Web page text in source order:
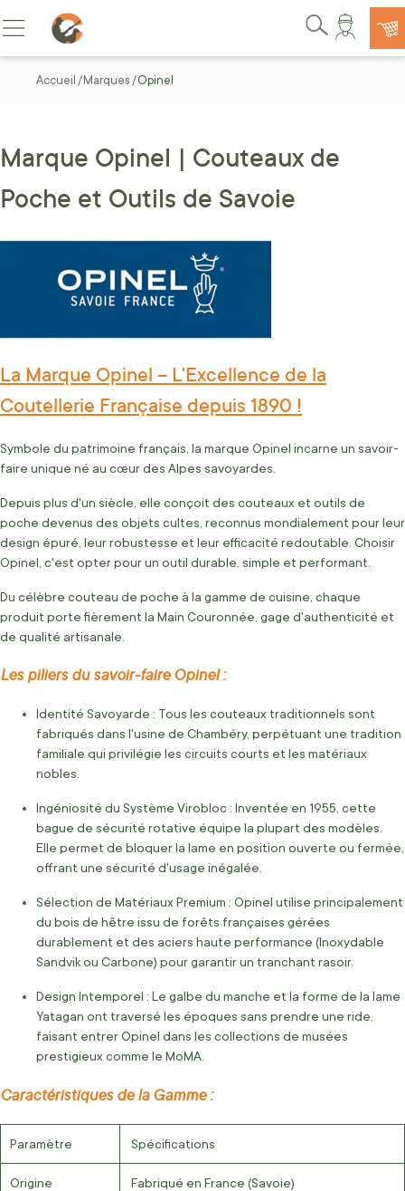
Allez au contenu
Basculer la navigation
Rechercher
Accueil Marques Opinel
Marque Opinel | Couteaux de
Poche et Outils de Savoie
La Marque Opinel – L'Excellence de la
Coutellerie Française depuis 1890 !
Symbole du patrimoine français, la marque Opinel incarne un savoir-
faire unique né au cœur des Alpes savoyardes.
Depuis plus d'un siècle, elle conçoit des couteaux et outils de
poche devenus des objets cultes, reconnus mondialement pour leur
design épuré, leur robustesse et leur efficacité redoutable. Choisir
Opinel, c'est opter pour un outil durable, simple et performant.
Du célèbre couteau de poche à la gamme de cuisine, chaque
produit porte fièrement la Main Couronnée, gage d'authenticité et
de qualité artisanale.
Les piliers du savoir-faire Opinel :
Identité Savoyarde : Tous les couteaux traditionnels sont
fabriqués dans l'usine de Chambéry, perpétuant une tradition
familiale qui privilégie les circuits courts et les matériaux
nobles.
Ingéniosité du Système Virobloc : Inventée en 1955, cette
bague de sécurité rotative équipe la plupart des modèles.
Elle permet de bloquer la lame en position ouverte ou fermée,
offrant une sécurité d'usage inégalée.
Sélection de Matériaux Premium : Opinel utilise principalement
du bois de hêtre issu de forêts françaises gérées
durablement et des aciers haute performance (Inoxydable
Sandvik ou Carbone) pour garantir un tranchant rasoir.
Design Intemporel : Le galbe du manche et la forme de la lame
Yatagan ont traversé les époques sans prendre une ride,
faisant entrer Opinel dans les collections de musées
prestigieux comme le MoMA.
Caractéristiques de la Gamme :
Paramètre Spécifications
Origine Fabriqué en France (Savoie)